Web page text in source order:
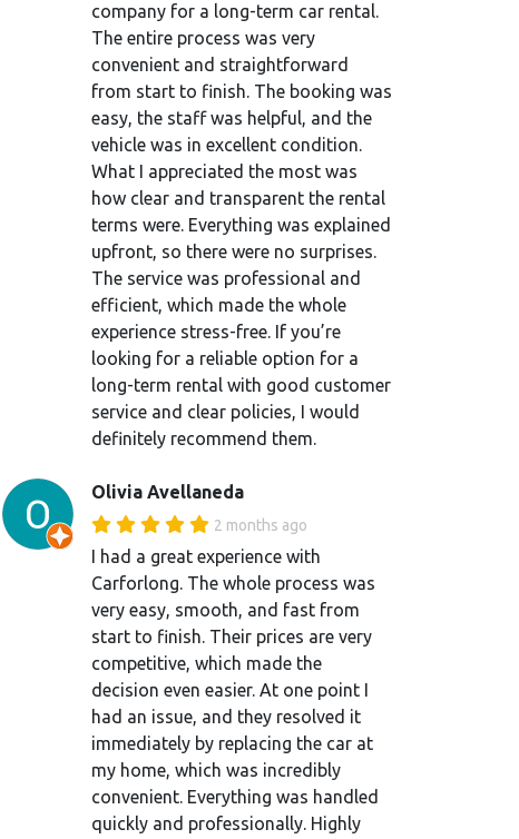
company for a long-term car rental.
The entire process was very
convenient and straightforward
from start to finish. The booking was
easy, the staff was helpful, and the
vehicle was in excellent condition.
What I appreciated the most was
how clear and transparent the rental
terms were. Everything was explained
upfront, so there were no surprises.
The service was professional and
efficient, which made the whole
experience stress-free. If you’re
looking for a reliable option for a
long-term rental with good customer
service and clear policies, I would
definitely recommend them.
Olivia Avellaneda
2 months ago
I had a great experience with
Carforlong. The whole process was
very easy, smooth, and fast from
start to finish. Their prices are very
competitive, which made the
decision even easier. At one point I
had an issue, and they resolved it
immediately by replacing the car at
my home, which was incredibly
convenient. Everything was handled
quickly and professionally. Highly